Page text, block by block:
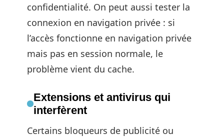
confidentialité. On peut aussi tester la
connexion en navigation privée : si
l’accès fonctionne en navigation privée
mais pas en session normale, le
problème vient du cache.
Extensions et antivirus qui
interfèrent
Certains bloqueurs de publicité ou